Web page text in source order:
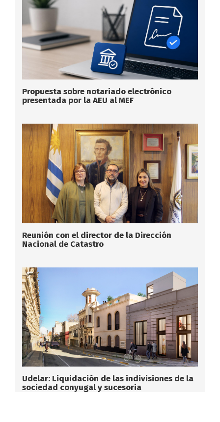
Propuesta sobre notariado electrónico
presentada por la AEU al MEF
Reunión con el director de la Dirección
Nacional de Catastro
Udelar: Liquidación de las indivisiones de la
sociedad conyugal y sucesoria